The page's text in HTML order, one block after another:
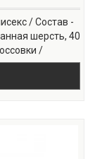
/ Состав -
шерсть, 40
/